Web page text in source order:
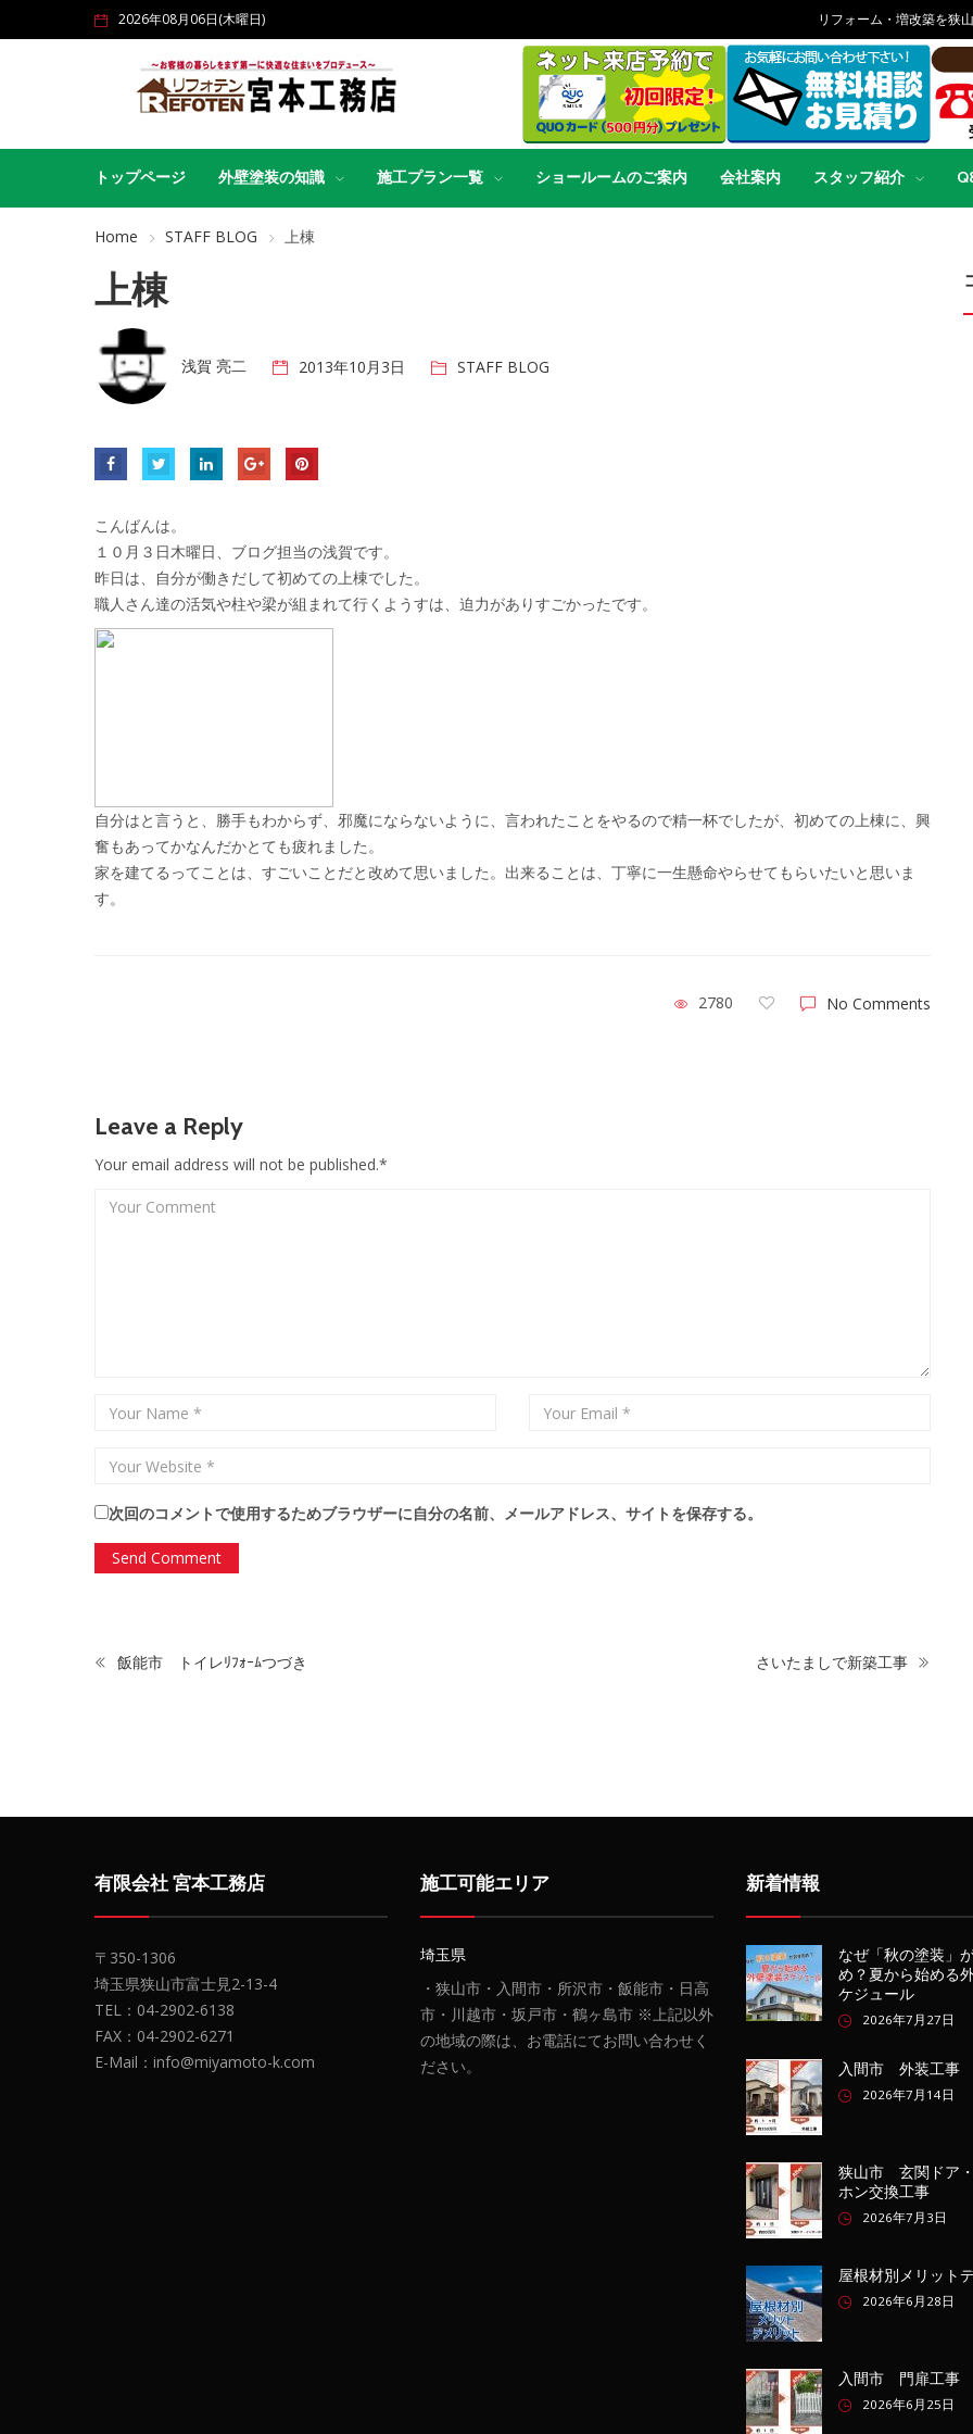
2026年08月06日(木曜日) リフォーム・増改築を狭
トップページ 外壁塗装の知識 施工プラン一覧 ショールームのご案内 会社案内 スタッフ紹介
Home STAFF BLOG 上棟
上棟
浅賀 亮二 2013年10月3日 STAFF BLOG
こんばんは。
１０月３日木曜日、ブログ担当の浅賀です。
昨日は、自分が働きだして初めての上棟でした。
職人さん達の活気や柱や梁が組まれて行くようすは、迫力がありすごかったです。
自分はと言うと、勝手もわからず、邪魔にならないように、言われたことをやるので精一杯でしたが、初めての上棟に、興
奮もあってかなんだかとても疲れました。
家を建てるってことは、すごいことだと改めて思いました。出来ることは、丁寧に一生懸命やらせてもらいたいと思いま
す。
2780 No Comments
Leave a Reply
Your email address will not be published.*
次回のコメントで使用するためブラウザーに自分の名前、メールアドレス、サイトを保存する。
飯能市 トイレﾘﾌｫｰﾑつづき さいたましで新築工事
有限会社 宮本工務店
〒350-1306
埼玉県狭山市富士見2-13-4
TEL：04-2902-6138
FAX：04-2902-6271
E-Mail：info@miyamoto-k.com
施工可能エリア
埼玉県
・狭山市・入間市・所沢市・飯能市・日高
市・川越市・坂戸市・鶴ヶ島市 ※上記以外
の地域の際は、お電話にてお問い合わせく
ださい。
新着情報
なぜ「秋の塗装」
め？夏から始める
ケジュール
2026年7月27日
入間市 外装工事
2026年7月14日
狭山市 玄関ドア
ホン交換工事
2026年7月3日
屋根材別メリット
2026年6月28日
入間市 門扉工事
2026年6月25日